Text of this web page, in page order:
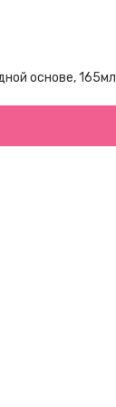
основе, 165мл